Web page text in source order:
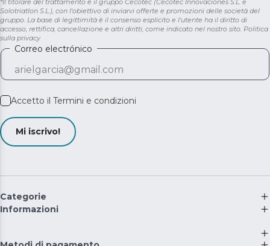
Solotriatlon S.L.), con l'obiettivo di inviarvi offerte e promozioni delle società del
gruppo. La base di legittimità è il consenso esplicito e l'utente ha il diritto di
accesso, rettifica, cancellazione e altri diritti, come indicato nel nostro sito. Politica
sulla privacy
Correo electrónico
Accetto il Termini e condizioni
Mi iscrivo!
Categorie
Informazioni